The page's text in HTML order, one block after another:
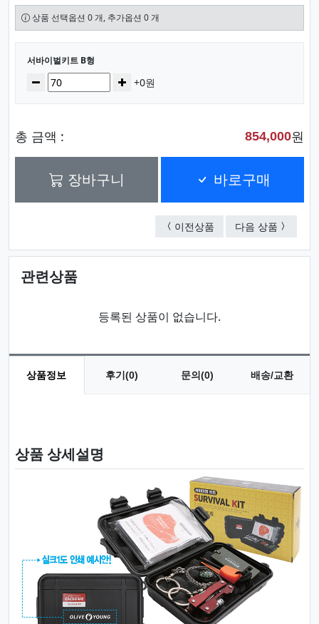
상품 선택옵션 0 개, 추가옵션 0 개
선택된 옵션
서바이벌키트 B형
수량감소 증가+0원
총 금액 : 854,000원
장바구니 바로구매
이전상품 생존키트 B형
다음 상품 SOS키
관련상품
등록된 상품이 없습니다.
상품정보 후기(0) 문의(0) 배송/교환
상품 상세설명